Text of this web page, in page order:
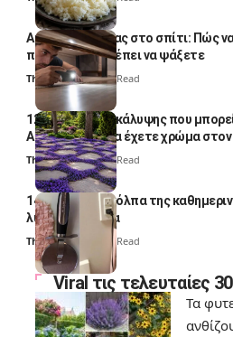
Αυγά κατσαρίδας στο σπίτι: Πώς
ποια σημεία πρέπει να ψάξετε
Thali Ombre4 Min Read
12 φυτά εδαφοκάλυψης που
Αύγουστο για να έχετε χρώμα
Thali Ombre7 Min Read
14 πανέξυπνα κόλπα της
λύσουν τα χέρια
Thali Ombre 6 Min Read
Viral τις τελευταίες
Τα